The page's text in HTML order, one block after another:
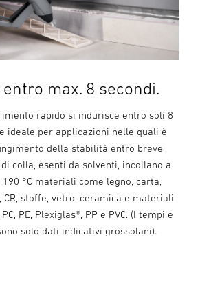
max. 8 secondi.
rapido si indurisce entro soli 8
ideale per applicazioni nelle quali è
della stabilità entro breve
colla, esenti da solventi, incollano a
°C materiali come legno, carta,
CR, stoffe, vetro, ceramica e materiali
PE, Plexiglas®, PP e PVC. (I tempi e
solo dati indicativi grossolani).